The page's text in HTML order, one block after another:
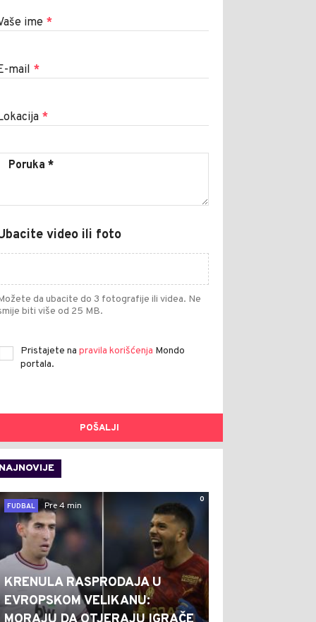
ime *
mail *
*
video ili foto
da ubacite do 3 fotografije ili videa. Ne
biti više od 25 MB.
Pristajete na pravila korišćenja Mondo
portala.
POŠALJI
NAJNOVIJE
0
FUDBAL
Pre 4 min
KRENULA RASPRODAJA U
EVROPSKOM VELIKANU: